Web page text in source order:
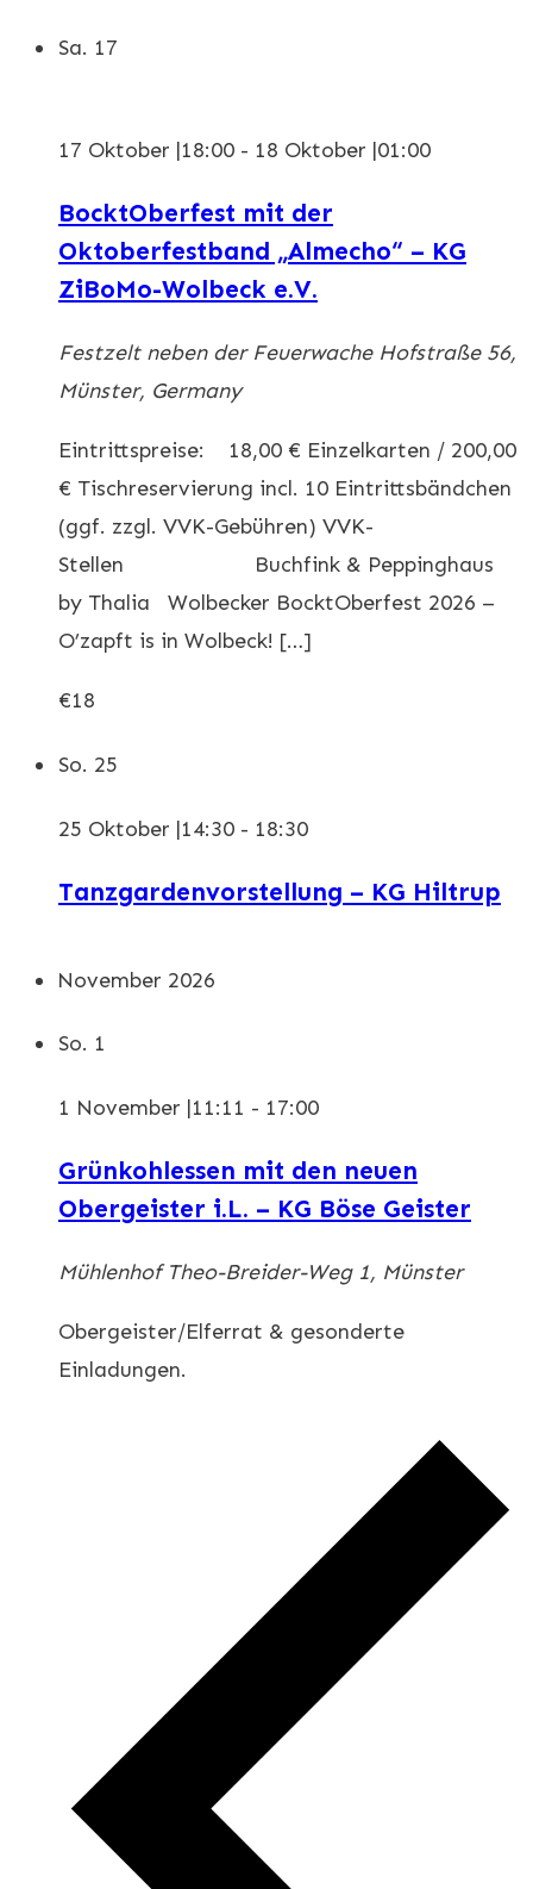
Sa. 17
17 Oktober |18:00 - 18 Oktober |01:00
BocktOberfest mit der
Oktoberfestband „Almecho“ – KG
ZiBoMo-Wolbeck e.V.
Festzelt neben der Feuerwache Hofstraße 56,
Münster, Germany
Eintrittspreise: 18,00 € Einzelkarten / 200,00
€ Tischreservierung incl. 10 Eintrittsbändchen
(ggf. zzgl. VVK-Gebühren) VVK-
Stellen Buchfink & Peppinghaus
by Thalia Wolbecker BocktOberfest 2026 –
O’zapft is in Wolbeck! […]
€18
So. 25
25 Oktober |14:30 - 18:30
Tanzgardenvorstellung – KG Hiltrup
November 2026
So. 1
1 November |11:11 - 17:00
Grünkohlessen mit den neuen
Obergeister i.L. – KG Böse Geister
MühlenhofTheo-Breider-Weg 1, Münster
Obergeister/Elferrat & gesonderte
Einladungen.